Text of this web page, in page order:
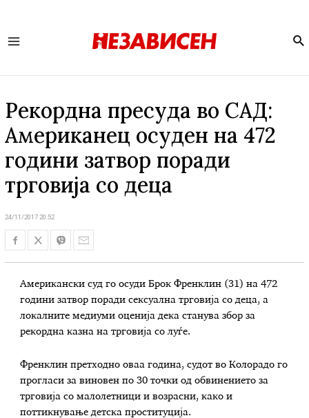
Рекордна пресуда во САД:
Американец осуден на 472
години затвор поради
трговија со деца
24/11/2017 20:52
Американски суд го осуди Брок Френклин (31) на 472
години затвор поради сексуална трговија со деца, а
локалните медиуми оценија дека станува збор за
рекордна казна на трговија со луѓе.
Френклин претходно оваа година, судот во Колорадо го
прогласи за виновен по 30 точки од обвинението за
трговија со малолетници и возрасни, како и
поттикнување детска проституција.